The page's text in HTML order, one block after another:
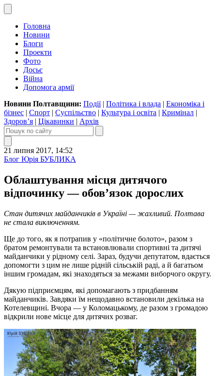
Головна
Новини
Блоги
Проекти
Фото
Досьє
Війна
Допомога армії
Новини Полтавщини: Події| Політика і влада | Економіка і
бізнес | Спорт | Суспільство | Культура і освіта | Кримінал |
Здоров’я | Цікавинки | Архів
21 липня 2017, 14:52
Блог Юрія БУБЛИКА
Облаштування місця дитячого
відпочинку — обов’язок дорослих
Стан дитячих майданчиків в Україні — жахливий. Полтава
не стала виключенням.
Ще до того, як я потрапив у «політичне болото», разом з
братом ремонтували та встановлювали спортивні та дитячі
майданчики у рідному селі. Зараз, будучи депутатом, вдається
допомогти з цим не лише рідній сільській раді, а й багатьом
іншим громадам, які знаходяться за межами виборчого округу.
Дякую підприємцям, які допомагають з придбанням
майданчиків. Завдяки їм нещодавно встановили декілька на
Котелевщині. Вчора — у Коломацькому, де разом з громадою
відкрили нове місце для дитячих розваг.